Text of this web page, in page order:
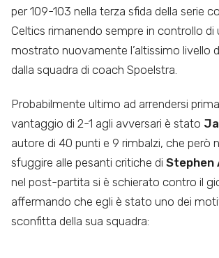
per 109-103 nella terza sfida della serie
Celtics rimanendo sempre in controllo di
mostrato nuovamente l’altissimo livello
dalla squadra di coach Spoelstra.
Probabilmente ultimo ad arrendersi
vantaggio di 2-1 agli avversari è stato
autore di 40 punti e 9 rimbalzi, che però
sfuggire alle pesanti critiche di Stephen
nel post-partita si è schierato contro il
affermando che egli è stato uno dei
sconfitta della sua squadra: